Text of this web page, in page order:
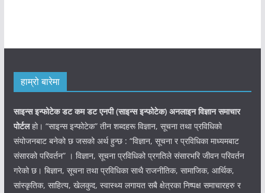
हाम्रो बारेमा
साइन्स इन्फोटेक डट कम डट एनपी (साइन्सइन्फोटेक) अनलाइन विज्ञान समाचार
पोर्टलहो। “साइन्स इन्फोटेक” तीन शब्दहरू विज्ञान, सूचना तथा प्रविधिको
संयोजनबाट बनेको छ जसको अर्थ हुन्छ : “विज्ञान, सूचना र प्रविधिका माध्यमबाट
संसारको परिवर्तन” । विज्ञान, सूचना प्रविधिको प्रगतिले संसारभरि जीवन परिवर्तन
गरेको छ। बिज्ञान, सूचना तथा प्रविधिका साथै राजनीतिक, सामाजिक, आर्थिक,
सांस्कृतिक, साहित्य, खेलकुद, स्वास्थ्य लगायत सबै क्षेत्रका निष्पक्ष समाचारहरु र